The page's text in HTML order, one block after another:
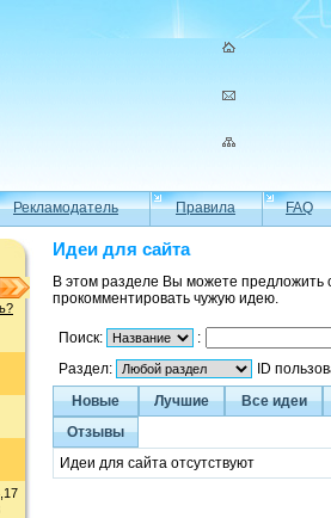
Рекламодатель Правила FAQ
Идеи для сайта
В этом разделе Вы можете
прокомментировать чужую идею.
Поиск:
:
Раздел:
ID
Новые
Лучшие
Все идеи
Отзывы
Идеи для сайта отсутствуют